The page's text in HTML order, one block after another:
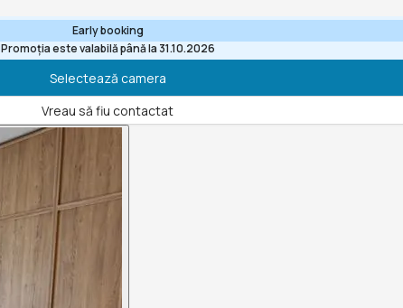
Early booking
Promoția este valabilă până la 31.10.2026
Selectează camera
Vreau să fiu contactat